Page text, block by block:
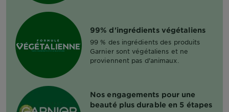
99% d'ingrédients végétaliens
99 % des ingrédients des produits
Garnier sont végétaliens et ne
proviennent pas d'animaux.
Nos engagements pour une
beauté plus durable en 5 étapes​